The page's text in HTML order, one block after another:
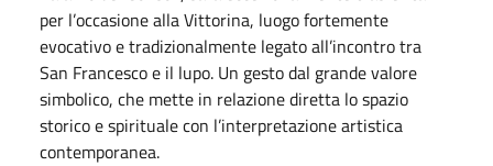
per l’occasione alla Vittorina, luogo fortemente
evocativo e tradizionalmente legato all’incontro tra
San Francesco e il lupo. Un gesto dal grande valore
simbolico, che mette in relazione diretta lo spazio
storico e spirituale con l’interpretazione artistica
contemporanea.